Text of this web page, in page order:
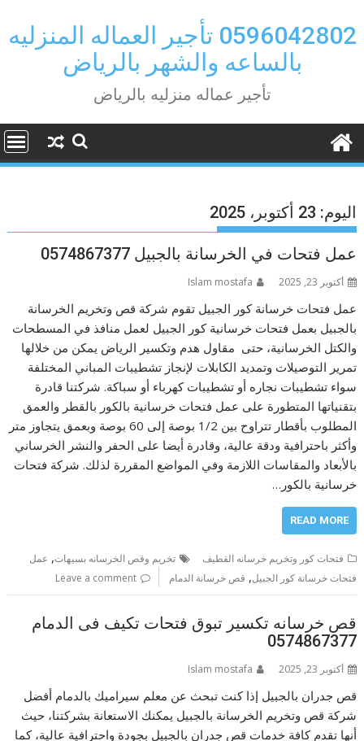
to
content
0596042802 تأجير العماله المنزليه
بالساعه والشهر بالرياض
تأجير عماله منزليه بالرياض
اليوم: 23 أكتوبر، 2025
عمل فتحات في الخرسانة بالجبيل 0574867377
أكتوبر 23, 2025 Islam mostafa
عمل فتحات خرسانة كور الجبيل تقوم شركة قص وتخريم الخرسانة
بالجبيل بعمل فتحات خرسانية كور الجبيل لعمل منافذ في المسطحات
والكتل الخرسانية، حتى مقاول هدم وتكسير الرياض يمكن من خلالها
تمرير التوصيلات وتمديد الكابلات لإنجاز تشطيبات المباني المختلفة
سواء تشطيبات نجاره أو تشطيبات كهرباء أو سباكة. شركتنا قادرة
بتقنياتها المتطورة على عمل فتحات خرسانية بالكور بالقطر والعمق
المطلوب بأقطار تتراوح بين 1/2 بوصة إلى 60 بوصة وبعمق يتجاوز متر
وأكثر باحترافية ودقة عالية، وقادرة أيضا على الحفر والنشر الخرساني
بالأبعاد والمقاسات اللازمة وفي المواضع المقررة لذلك. شركة فتحات
خرسانية بالكور…
READ MORE
فتحات كور وتخريم خرسانه القطيف تخريم وقص الخرسانه بسيهات, عمل
فتحات خرسانة كور الجبيل, قص خرسانة الدمام Leave a comment
قص خرسانه تكسير تبوق فتحات تكيف فى الدمام
0574867377
أكتوبر 23, 2025 Islam mostafa
قص جدران بالجبيل إذا كنت تبحث عن معلم سيراميك بالدمام أفضل
شركة قص وتخريم الخرسانة بالجبيل يمكنك الاستعانة بشركتنا، حيث
أنها تقدم كافة خدمات قص جدران بالجبيل بجودة واحترافية عالية، كما